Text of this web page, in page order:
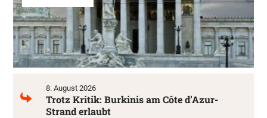
8. August 2026
Trotz Kritik: Burkinis am Côte d’Azur-
Strand erlaubt